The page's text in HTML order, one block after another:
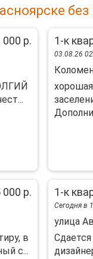
000 р. 1-к
03.08.26
000 р.
в
с...
1-к
Сегодня в
улица